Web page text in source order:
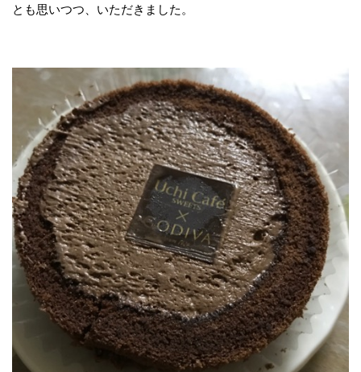
とも思いつつ、いただきました。